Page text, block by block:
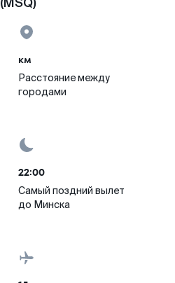
км
Расстояние между
городами
22:00
Самый поздний вылет
до Минска